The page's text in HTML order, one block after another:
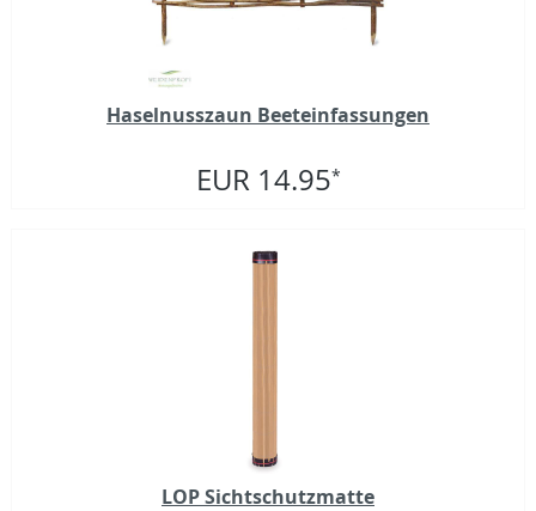
Haselnusszaun Beeteinfassungen
EUR 14.95*
LOP Sichtschutzmatte